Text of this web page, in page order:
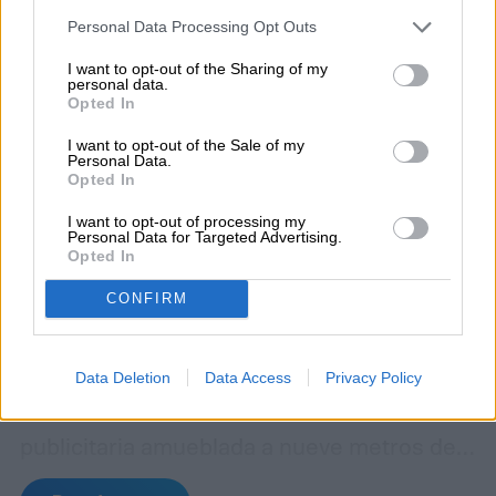
Personal Data Processing Opt Outs
I want to opt-out of the Sharing of my
personal data.
Opted In
I want to opt-out of the Sale of my
Personal Data.
Opted In
I want to opt-out of processing my
Personal Data for Targeted Advertising.
Opted In
CONFIRM
Data Deletion Data Access Privacy Policy
Una instalación publicitaria inusual ha
captado la atención de transeúntes y
conductores en Los Ángeles: desde el
jueves 6 de agosto, un performer
altura sobre Sunset Boulevard, en la